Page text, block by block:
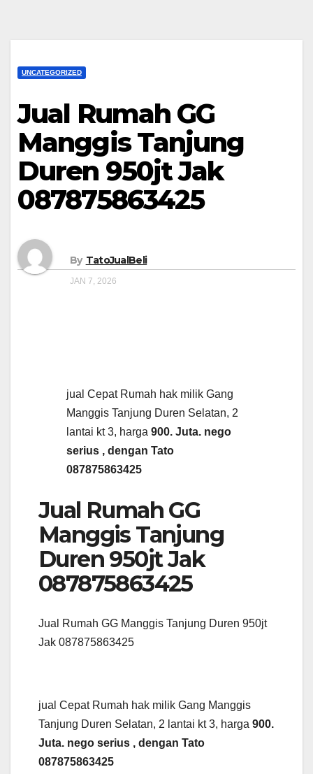
UNCATEGORIZED
Jual Rumah GG
Manggis Tanjung
Duren 950jt Jak
087875863425
By TatoJualBeli
JAN 7, 2026
jual Cepat Rumah hak milik Gang
Manggis Tanjung Duren Selatan, 2
lantai kt 3, harga 900. Juta. nego
serius , dengan Tato
087875863425
Jual Rumah GG
Manggis Tanjung
Duren 950jt Jak
087875863425
Jual Rumah GG Manggis Tanjung Duren 950jt
Jak 087875863425
jual Cepat Rumah hak milik Gang Manggis
Tanjung Duren Selatan, 2 lantai kt 3, harga 900.
Juta. nego serius , dengan Tato
087875863425